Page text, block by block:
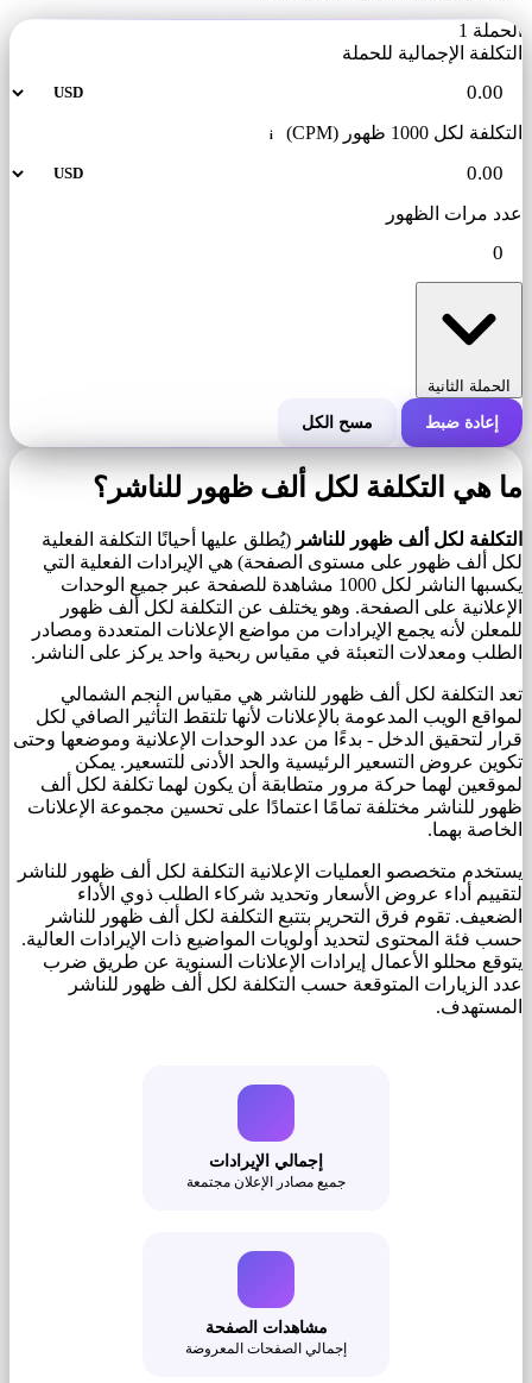
الحملة 1
التكلفة الإجمالية للحملة
التكلفة لكل 1000 ظهور (CPM) i
عدد مرات الظهور
الحملة الثانية
التكلفة الإجمالية للحملة
عدد مرات الظهور
إعادة ضبط مسح الكل
ما هي التكلفة لكل ألف ظهور للناشر؟
التكلفة لكل ألف ظهور للناشر (يُطلق عليها أحيانًا التكلفة الفعلية
لكل ألف ظهور على مستوى الصفحة) هي الإيرادات الفعلية التي
يكسبها الناشر لكل 1000 مشاهدة للصفحة عبر جميع الوحدات
الإعلانية على الصفحة. وهو يختلف عن التكلفة لكل ألف ظهور
للمعلن لأنه يجمع الإيرادات من مواضع الإعلانات المتعددة ومصادر
الطلب ومعدلات التعبئة في مقياس ربحية واحد يركز على الناشر.
تعد التكلفة لكل ألف ظهور للناشر هي مقياس النجم الشمالي
لمواقع الويب المدعومة بالإعلانات لأنها تلتقط التأثير الصافي لكل
قرار لتحقيق الدخل - بدءًا من عدد الوحدات الإعلانية وموضعها وحتى
تكوين عروض التسعير الرئيسية والحد الأدنى للتسعير. يمكن
لموقعين لهما حركة مرور متطابقة أن يكون لهما تكلفة لكل ألف
ظهور للناشر مختلفة تمامًا اعتمادًا على تحسين مجموعة الإعلانات
الخاصة بهما.
يستخدم متخصصو العمليات الإعلانية التكلفة لكل ألف ظهور للناشر
لتقييم أداء عروض الأسعار وتحديد شركاء الطلب ذوي الأداء
الضعيف. تقوم فرق التحرير بتتبع التكلفة لكل ألف ظهور للناشر
حسب فئة المحتوى لتحديد أولويات المواضيع ذات الإيرادات العالية.
يتوقع محللو الأعمال إيرادات الإعلانات السنوية عن طريق ضرب
عدد الزيارات المتوقعة حسب التكلفة لكل ألف ظهور للناشر
المستهدف.
إجمالي الإيرادات
جميع مصادر الإعلان مجتمعة
مشاهدات الصفحة
إجمالي الصفحات المعروضة